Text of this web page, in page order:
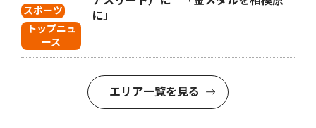
スポーツ
トップニュ
ース
に」
エリア一覧を見る